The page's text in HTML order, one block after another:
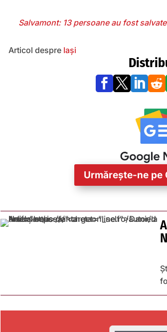
Salvamont: 13 persoane au fost
Articol despre Iași
   
Urmărește-ne pe